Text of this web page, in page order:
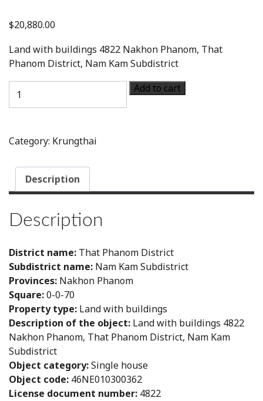
$20,880.00
Land with buildings 4822 Nakhon Phanom, That
Phanom District, Nam Kam Subdistrict
Add to cart
Category: Krungthai
Description
Description
District name: That Phanom District
Subdistrict name: Nam Kam Subdistrict
Provinces: Nakhon Phanom
Square:0-0-70
Property type: Land with buildings
Description of the object: Land with buildings 4822
Nakhon Phanom, That Phanom District, Nam Kam
Subdistrict
Object category:Single house
Object code: 46NE010300362
License document number: 4822